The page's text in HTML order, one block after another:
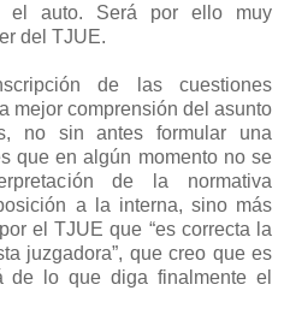
el auto. Será por ello muy
del TJUE.
de las cuestiones
mejor comprensión del asunto
no sin antes formular una
que en algún momento no se
de la normativa
a la interna, sino más
el TJUE que “es correcta la
juzgadora”, que creo que es
de lo que diga finalmente el